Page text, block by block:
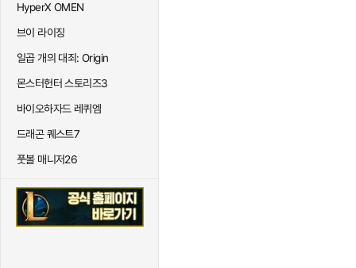
HyperX OMEN
브이 라이징
일곱 개의 대죄: Origin
몬스터헌터 스토리즈3
바이오하자드 레퀴엠
드래곤 퀘스트7
풋볼 매니저26